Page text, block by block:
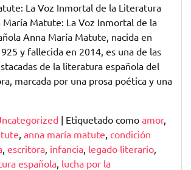
La Voz Inmortal de la Literatura
María Matute: La Voz Inmortal de la
Anna María Matute, nacida en
y fallecida en 2014, es una de las
de la literatura española del
marcada por una prosa poética y una
| Etiquetado como amor,
anna maría matute condición
escritora infancia legado literario
española lucha por la